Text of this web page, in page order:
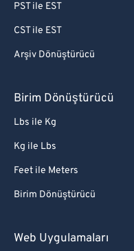
PST ile EST
CST ile EST
Arşiv Dönüştürücü
Birim Dönüştürücü
Lbs ile Kg
Kg ile Lbs
Feet ile Meters
Birim Dönüştürücü
Web Uygulamaları